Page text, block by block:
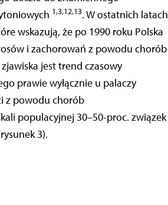
1,3,12,13. W ostatnich latach
wskazują, że po 1990 roku Polska
i zachorowań z powodu chorób
jest trend czasowy
prawie wyłącznie u palaczy
z powodu chorób
populacyjnej 30–50-proc. związek
3).